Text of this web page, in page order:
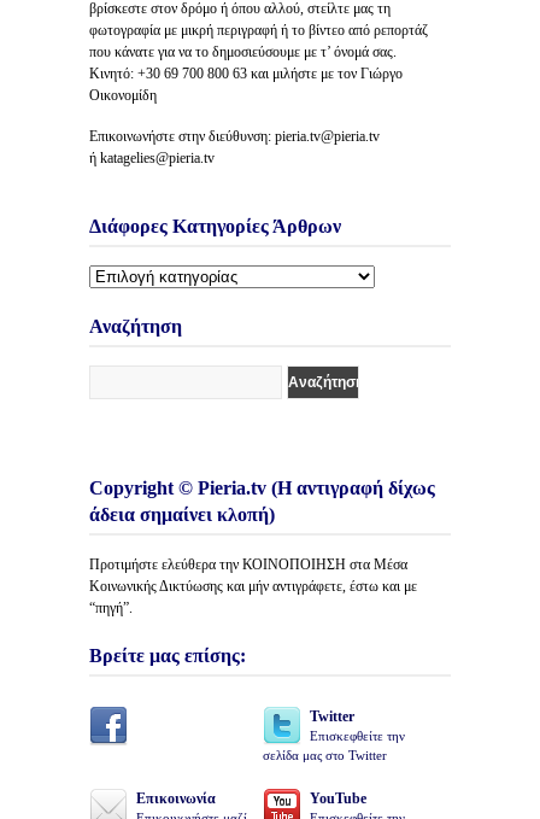
βρίσκεστε στον δρόμο ή όπου αλλού, στείλτε μας τη
φωτογραφία με μικρή περιγραφή ή το βίντεο από ρεπορτάζ
που κάνατε για να το δημοσιεύσουμε με τ’ όνομά σας.
Κινητό: +30 69 700 800 63 και μιλήστε με τον Γιώργο
Οικονομίδη
Επικοινωνήστε στην διεύθυνση: pieria.tv@pieria.tv
ή katagelies@pieria.tv
Διάφορες Κατηγορίες Άρθρων
Διάφορες
Άρθρων
Αναζήτηση
Copyright © Pieria.tv (Η αντιγραφή δίχως
άδεια σημαίνει κλοπή)
Προτιμήστε ελεύθερα την ΚΟΙΝΟΠΟΙΗΣΗ στα Μέσα
Κοινωνικής Δικτύωσης και μήν αντιγράφετε, έστω και με
“πηγή”.
Βρείτε μας επίσης:
Twitter
Επισκεφθείτε την
σελίδα μας στο Twitter
Επικοινωνία YouTube